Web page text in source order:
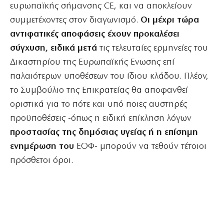
ευρωπαϊκής σήμανσης CE, και να αποκλείουν
συμμετέχοντες στον διαγωνισμό. Οι μέχρι τώρα
αντιφατικές αποφάσεις έχουν προκαλέσει
σύγχυση, ειδικά μετά τις τελευταίες ερμηνείες του
Δικαστηρίου της Ευρωπαϊκής Ενωσης επί
παλαιότερων υποθέσεων του ίδιου κλάδου. Πλέον,
το Συμβούλιο της Επικρατείας θα αποφανθεί
οριστικά για το πότε και υπό ποιες αυστηρές
προϋποθέσεις -όπως η ειδική επίκληση λόγων
προστασίας της δημόσιας υγείας ή η επίσημη
ενημέρωση του ΕΟΦ- μπορούν να τεθούν τέτοιοι
πρόσθετοι όροι.